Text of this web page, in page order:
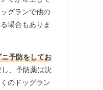
グランで他の
場合もありま
予防をしてお
、予防薬は決
のドッグラン